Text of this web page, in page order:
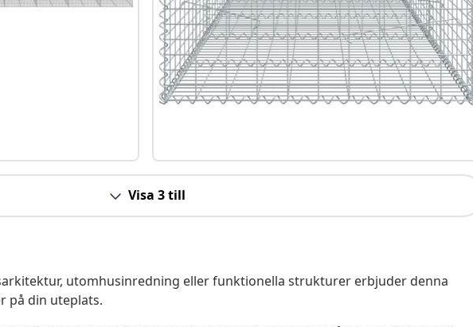
Visa 3 till
utomhusinredning eller funktionella strukturer erbjuder denna
på din uteplats.